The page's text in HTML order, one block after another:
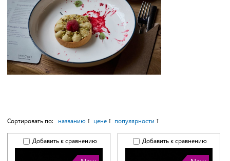
Сортировать по: названию цене популярности
Добавить к сравнению Добавить к сравнению